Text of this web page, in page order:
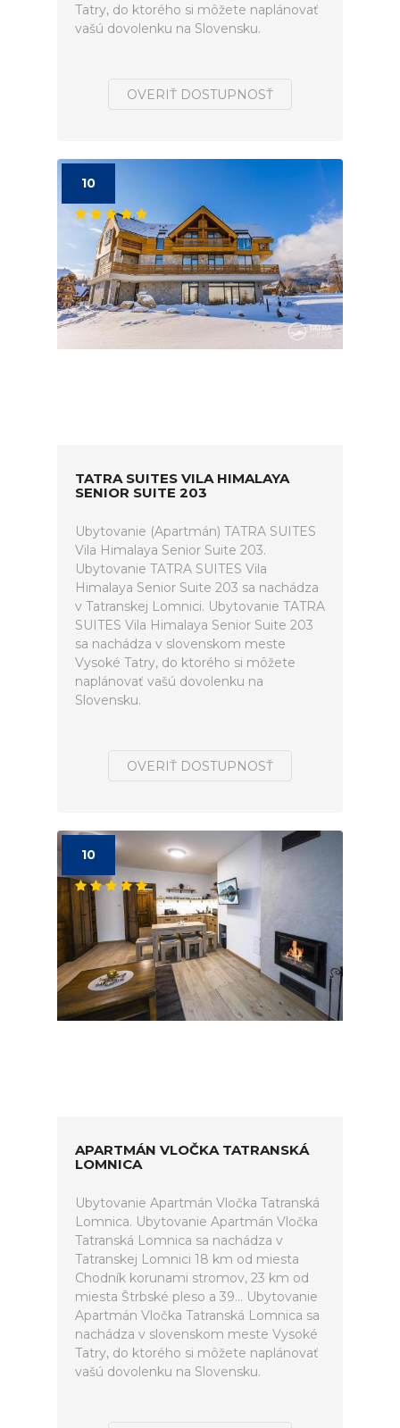
Tatry, do ktorého si môžete naplánovať
vašú dovolenku na Slovensku.
OVERIŤ DOSTUPNOSŤ
10
TATRA SUITES VILA HIMALAYA
SENIOR SUITE 203
Ubytovanie (Apartmán) TATRA SUITES
Vila Himalaya Senior Suite 203.
Ubytovanie TATRA SUITES Vila
Himalaya Senior Suite 203 sa nachádza
v Tatranskej Lomnici. Ubytovanie TATRA
SUITES Vila Himalaya Senior Suite 203
sa nachádza v slovenskom meste
Vysoké Tatry, do ktorého si môžete
naplánovať vašú dovolenku na
Slovensku.
OVERIŤ DOSTUPNOSŤ
10
APARTMÁN VLOČKA TATRANSKÁ
LOMNICA
Ubytovanie Apartmán Vločka Tatranská
Lomnica. Ubytovanie Apartmán Vločka
Tatranská Lomnica sa nachádza v
Tatranskej Lomnici 18 km od miesta
Chodník korunami stromov, 23 km od
miesta Štrbské pleso a 39... Ubytovanie
Apartmán Vločka Tatranská Lomnica sa
nachádza v slovenskom meste Vysoké
Tatry, do ktorého si môžete naplánovať
vašú dovolenku na Slovensku.